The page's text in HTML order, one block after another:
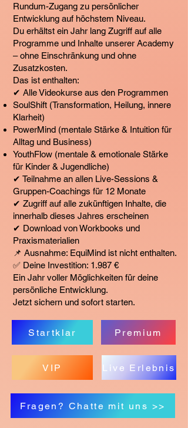
Rundum-Zugang zu persönlicher
Entwicklung auf höchstem Niveau.
Du erhältst ein Jahr lang Zugriff auf alle
Programme und Inhalte unserer Academy
– ohne Einschränkung und ohne
Zusatzkosten.
Das ist enthalten:
✔ Alle Videokurse aus den Programmen
SoulShift (Transformation, Heilung, innere
Klarheit)
PowerMind (mentale Stärke & Intuition für
Alltag und Business)
YouthFlow (mentale & emotionale Stärke
für Kinder & Jugendliche)
✔ Teilnahme an allen Live-Sessions &
Gruppen-Coachings für 12 Monate
✔ Zugriff auf alle zukünftigen Inhalte, die
innerhalb dieses Jahres erscheinen
✔ Download von Workbooks und
Praxismaterialien
📌 Ausnahme: EquiMind ist nicht enthalten.
✅ Deine Investition: 1.987 €
Ein Jahr voller Möglichkeiten für deine
persönliche Entwicklung.
Jetzt sichern und sofort starten.
Startklar Premium
VIP Live Erlebnis
Fragen? Chatte mit uns >>